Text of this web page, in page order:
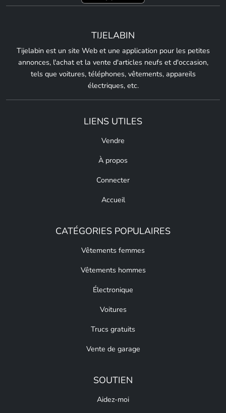
TIJELABIN
Tijelabin est un site Web et une application pour les petites
annonces, l'achat et la vente d'articles neufs et d'occasion,
tels que voitures, téléphones, vêtements, appareils
électriques, etc.
LIENS UTILES
Vendre
À propos
Connecter
Accueil
CATÉGORIES POPULAIRES
Vêtements femmes
Vêtements hommes
Électronique
Voitures
Trucs gratuits
Vente de garage
SOUTIEN
Aidez-moi